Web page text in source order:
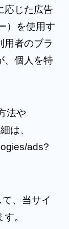
応じた広告
）を使用す
用者のブラ
、個人を特
法や
は、
ads?
、当サイ
。